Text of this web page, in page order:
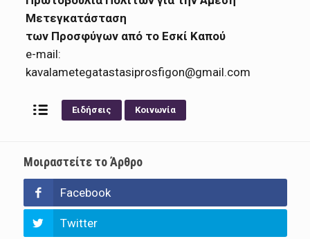
Μετεγκατάσταση
των Προσφύγων από το Εσκί Καπού
e-mail:
kavalametegatastasiprosfigon@gmail.com
Ειδήσεις Κοινωνία
Μοιραστείτε το Άρθρο
Facebook
Twitter